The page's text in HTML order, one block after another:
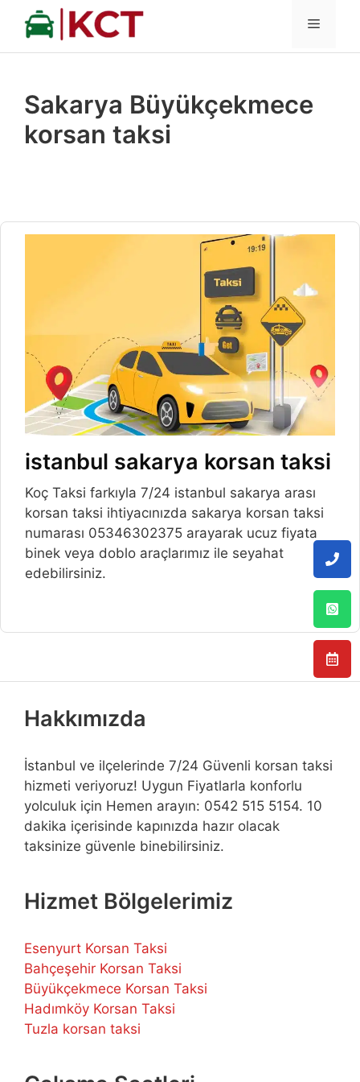
İçeriğe
MENÜ
Sakarya Büyükçekmece
korsan taksi
istanbul sakarya korsan taksi
Koç Taksi farkıyla 7/24 istanbul sakarya arası
korsan taksi ihtiyacınızda sakarya korsan taksi
numarası 05346302375 arayarak ucuz fiyata
binek veya doblo araçlarımız ile seyahat
edebilirsiniz.
Hakkımızda
İstanbul ve ilçelerinde 7/24 Güvenli korsan taksi
hizmeti veriyoruz! Uygun Fiyatlarla konforlu
yolculuk için Hemen arayın: 0542 515 5154. 10
dakika içerisinde kapınızda hazır olacak
taksinize güvenle binebilirsiniz.
Hizmet Bölgelerimiz
Esenyurt Korsan Taksi
Bahçeşehir Korsan Taksi
Büyükçekmece Korsan Taksi
Hadımköy Korsan Taksi
Tuzla korsan taksi